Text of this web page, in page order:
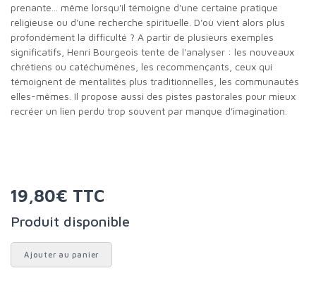
prenante... même lorsqu'il témoigne d'une certaine pratique
religieuse ou d'une recherche spirituelle. D'où vient alors plus
profondément la difficulté ? A partir de plusieurs exemples
significatifs, Henri Bourgeois tente de l'analyser : les nouveaux
chrétiens ou catéchumènes, les recommençants, ceux qui
témoignent de mentalités plus traditionnelles, les communautés
elles-mêmes. Il propose aussi des pistes pastorales pour mieux
recréer un lien perdu trop souvent par manque d'imagination.
19,80€ TTC
Produit disponible
Ajouter au panier